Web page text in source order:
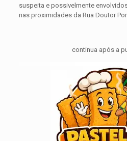
suspeita e possivelmente
nas proximidades da Rua Doutor
continua após a